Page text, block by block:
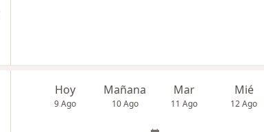
Hoy
9 Ago
Mañana
10 Ago
Mar
11 Ago
Mié
12 Ago